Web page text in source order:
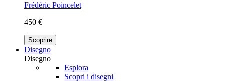
Frédéric Poincelet
450 €
Scoprire
Disegno
Disegno
Esplora
Scopri i disegni